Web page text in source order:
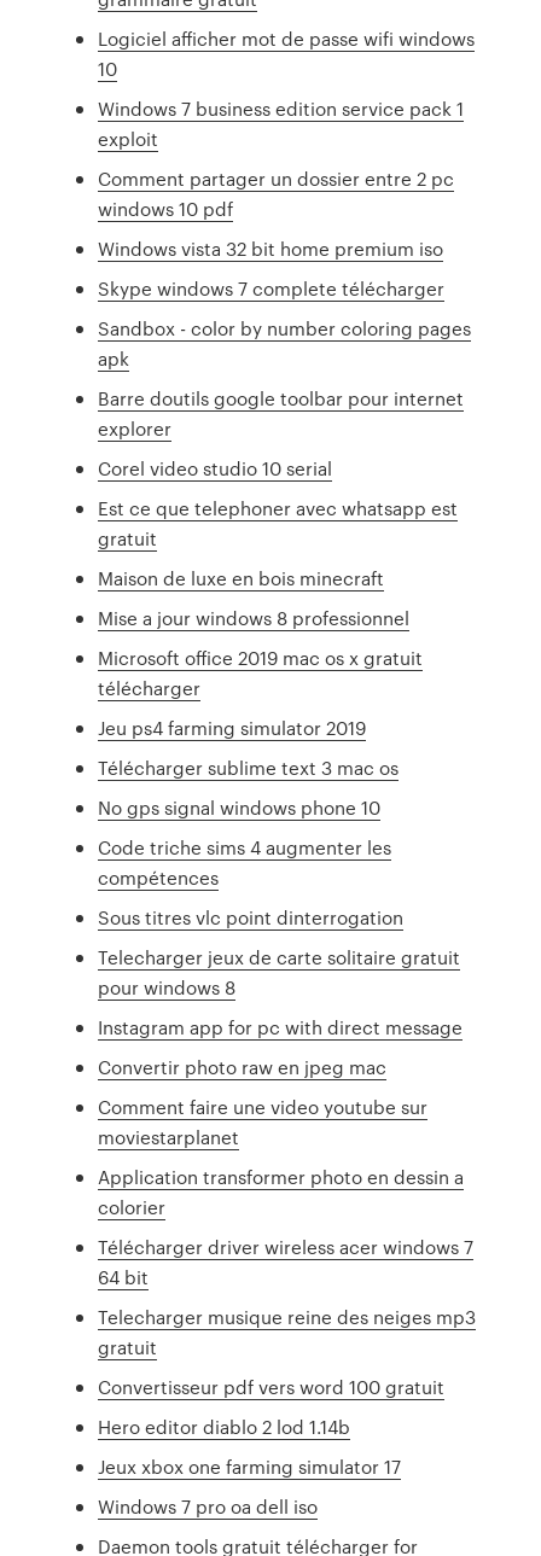
Logiciel afficher mot de passe wifi windows
10
Windows 7 business edition service pack 1
exploit
Comment partager un dossier entre 2 pc
windows 10 pdf
Windows vista 32 bit home premium iso
Skype windows 7 complete télécharger
Sandbox - color by number coloring pages
apk
Barre doutils google toolbar pour internet
explorer
Corel video studio 10 serial
Est ce que telephoner avec whatsapp est
gratuit
Maison de luxe en bois minecraft
Mise a jour windows 8 professionnel
Microsoft office 2019 mac os x gratuit
télécharger
Jeu ps4 farming simulator 2019
Télécharger sublime text 3 mac os
No gps signal windows phone 10
Code triche sims 4 augmenter les
compétences
Sous titres vlc point dinterrogation
Telecharger jeux de carte solitaire gratuit
pour windows 8
Instagram app for pc with direct message
Convertir photo raw en jpeg mac
Comment faire une video youtube sur
moviestarplanet
Application transformer photo en dessin a
colorier
Télécharger driver wireless acer windows 7
64 bit
Telecharger musique reine des neiges mp3
gratuit
Convertisseur pdf vers word 100 gratuit
Hero editor diablo 2 lod 1.14b
Jeux xbox one farming simulator 17
Windows 7 pro oa dell iso
Daemon tools gratuit télécharger for